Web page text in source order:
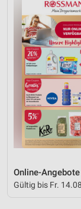
Online-Angebote
Gültig bis Fr.